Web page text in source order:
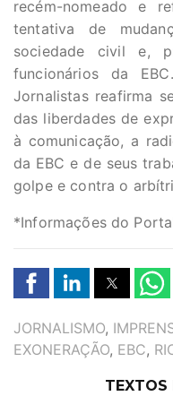
recém-nomeado e
tentativa de
sociedade civil e,
funcionários da
Jornalistas reafirma
das liberdades de
à comunicação, a
da EBC e de seus
golpe e contra o
*Informações do
TAGS
JORNALISMO,
EXONERAÇÃO, EBC,
TEXTOS